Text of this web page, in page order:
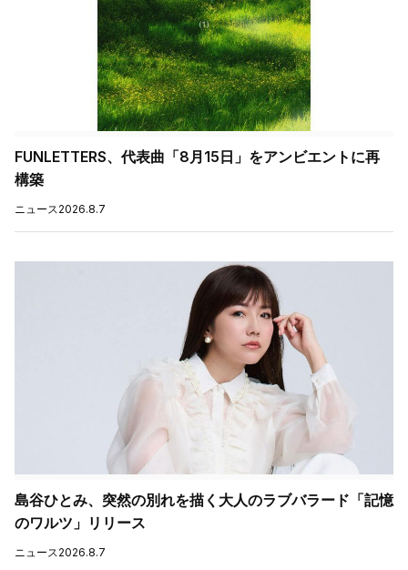
FUNLETTERS、代表曲「8月15日」をアンビエントに再
構築
ニュース2026.8.7
島谷ひとみ、突然の別れを描く大人のラブバラード「記憶
のワルツ」リリース
ニュース2026.8.7